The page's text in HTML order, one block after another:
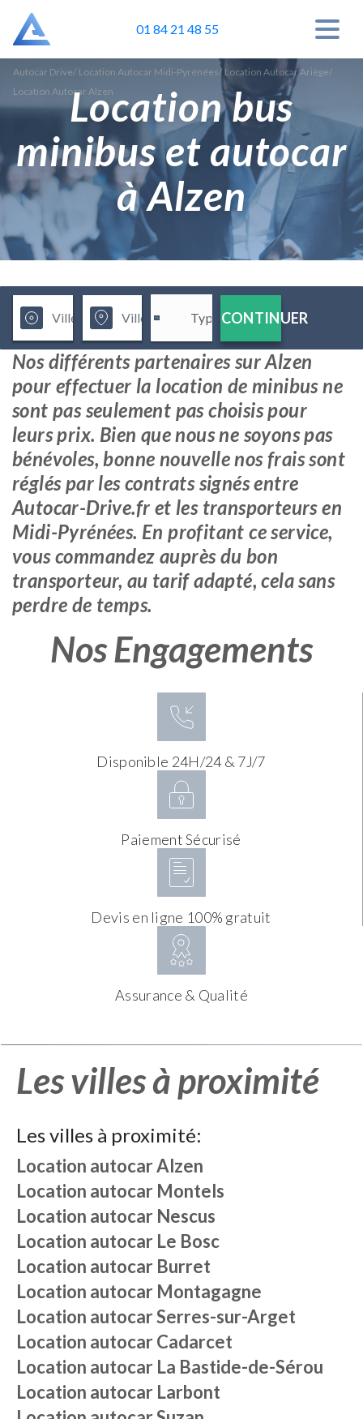
01 84 21 48 55
Autocar Drive/ Location Autocar Midi-Pyrénées/ Location Autocar Ariège/
Location Autocar AlzenLocation bus
minibus et autocar
à Alzen
CONTINUER
Nos différents partenaires sur Alzen
pour effectuer la location de minibus ne
sont pas seulement pas choisis pour
leurs prix. Bien que nous ne soyons pas
bénévoles, bonne nouvelle nos frais sont
réglés par les contrats signés entre
Autocar-Drive.fr et les transporteurs en
Midi-Pyrénées. En profitant ce service,
vous commandez auprès du bon
transporteur, au tarif adapté, cela sans
perdre de temps.
Nos Engagements
Disponible 24H/24 & 7J/7
Paiement Sécurisé
Devis en ligne 100% gratuit
Assurance & Qualité
Les villes à proximité
Les villes à proximité:
Location autocarAlzen
Location autocar Montels
Location autocar Nescus
Location autocar Le Bosc
Location autocar Burret
Location autocar Montagagne
Location autocarSerres-sur-Arget
Location autocarCadarcet
Location autocar La Bastide-de-Sérou
Location autocar Larbont